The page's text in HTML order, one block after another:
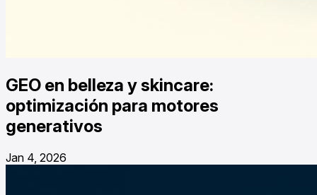
GEO en belleza y skincare:
optimización para motores
generativos
Jan 4, 2026